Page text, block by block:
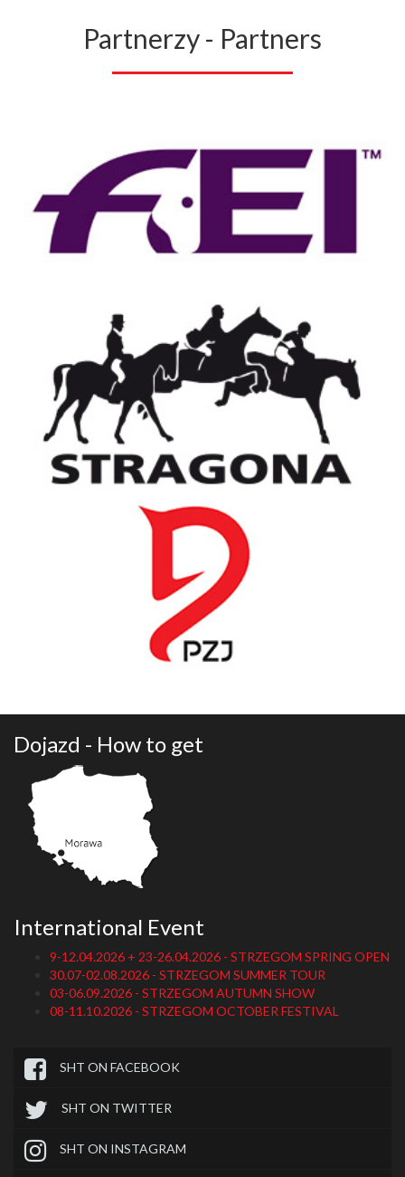
Partnerzy - Partners
Dojazd - How to get
International Event
9-12.04.2026 + 23-26.04.2026 - STRZEGOM SPRING OPEN
30.07-02.08.2026 - STRZEGOM SUMMER TOUR
03-06.09.2026 - STRZEGOM AUTUMN SHOW
08-11.10.2026 - STRZEGOM OCTOBER FESTIVAL
SHT ON FACEBOOK
SHT ON TWITTER
SHT ON INSTAGRAM